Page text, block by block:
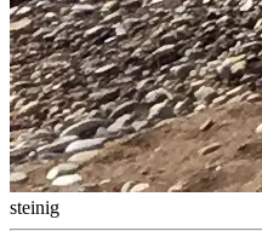
steinig